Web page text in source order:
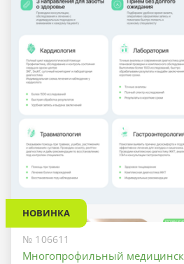
НОВИНКА
№ 106611
Многопрофильный